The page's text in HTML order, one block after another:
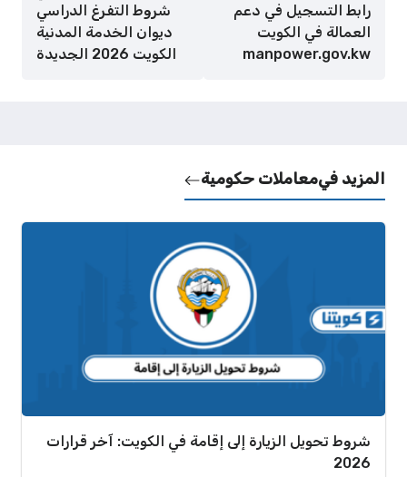
رابط التسجيل في دعم
العمالة في الكويت
manpower.gov.kw
شروط التفرغ الدراسي
ديوان الخدمة المدنية
الكويت 2026 الجديدة
المزيد فيمعاملات حكومية
شروط تحويل الزيارة إلى إقامة في الكويت: آخر قرارات
2026